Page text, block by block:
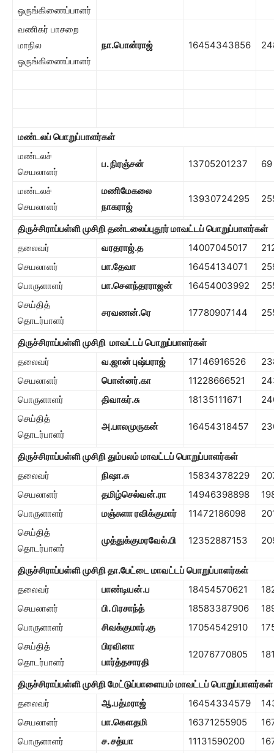
ஒருங்கிணைப்பாளர்
வணிகர் பாசறை
மாநில
ஒருங்கிணைப்பாளர்
நா.பொன்ராஜ் 16454343856
மண்டலப் பொறுப்பாளர்கள்
மண்டலச்
செயலாளர்
ப. நிரஞ்சன் 13705201237 69
மண்டலச்
செயலாளர்
மணிமேகலை
நாகராஜ்
13930724295
திருச்சிராப்பள்ளி முசிறி தண்டலைப்புதூர் மாவட்டப் பொறுப்பாளர்கள்
தலைவர்
வரதராஜ்.த 14007045017
செயலாளர்
பா.தேவா 16454134071
பொருளாளர்
பா.சௌந்தரராஜன் 16454003992
செய்தித்
தொடர்பாளர்
சரவணன்.ரெ 17780907144
திருச்சிராப்பள்ளி முசிறி மாவட்டப் பொறுப்பாளர்கள்
தலைவர்
வ.ஜான் புஷ்பராஜ் 17146916526
செயலாளர்
பொன்னர்.கா 11228666521
பொருளாளர்
திவாகர்.சு 18135111671
செய்தித்
தொடர்பாளர்
அ.பாலமுருகன் 16454318457
திருச்சிராப்பள்ளி முசிறி தும்பலம் மாவட்டப் பொறுப்பாளர்கள்
தலைவர்
நிஷா.சு 15834378229
செயலாளர்
தமிழ்செல்வன்.ரா 14946398898
பொருளாளர்
மஞ்சுளா ரவிக்குமார் 11472186098
செய்தித்
தொடர்பாளர்
முத்துக்குமரவேல்.பி 12352887153
திருச்சிராப்பள்ளி முசிறி தா.பேட்டை மாவட்டப் பொறுப்பாளர்கள்
தலைவர்
பாண்டியன்.ப 18454570621
செயலாளர்
பி. பிரசாந்த் 18583387906
பொருளாளர்
சிவக்குமார்.கு 17054542910
செய்தித்
தொடர்பாளர்
பிரவினா
பார்த்தசாரதி
12076770805
திருச்சிராப்பள்ளி முசிறி மேட்டுப்பாளையம் மாவட்டப் பொறுப்பாளர்கள்
தலைவர்
ஆ.பத்மராஜ் 16454334579
செயலாளர்
பா.கௌதமி 16371255905
பொருளாளர்
ச. சத்யா 11131590200